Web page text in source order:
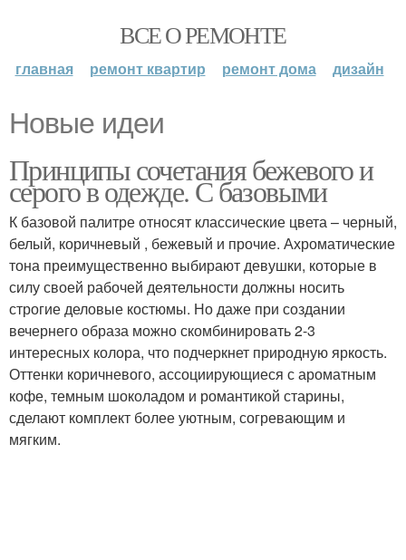
ВСЕ О РЕМОНТЕ
главная ремонт квартир ремонт дома дизайн
Новые идеи
Принципы сочетания бежевого и
серого в одежде. С базовыми
К базовой палитре относят классические цвета – черный,
белый, коричневый , бежевый и прочие. Ахроматические
тона преимущественно выбирают девушки, которые в
силу своей рабочей деятельности должны носить
строгие деловые костюмы. Но даже при создании
вечернего образа можно скомбинировать 2-3
интересных колора, что подчеркнет природную яркость.
Оттенки коричневого, ассоциирующиеся с ароматным
кофе, темным шоколадом и романтикой старины,
сделают комплект более уютным, согревающим и
мягким.